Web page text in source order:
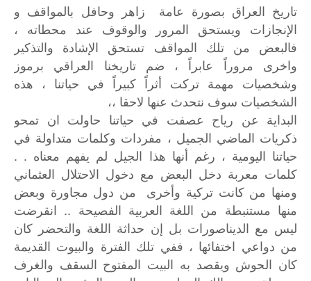
تاريخ العراق بصورة عامة زاهر وحافل بالمواقف و
الإنجازات ويستحق المرور والوقوف عند محطاته ،
فالبعض من تلك المواقف تستحق الإشادة والتذكير
واخرى مروراً عابراً ، ضم تاريخنا العراقي برموز
وشخصيات مهمة تركت أثراً كبيراً في حياتنا ، هذه
الشخصيات سوف نتحدث عنها لاحقا ،،
البداية عن رياح عصفت في حياتنا حاولت ان تمحو
ذكريات الماضي الجميل ، مفردات وكلمات متداولة في
حياتنا اليومية ، رغم أنها هذا الجيل لم يفهم معناه . .
كلمات معربة دخل البعض مع دخول الاحتلال العثماني
ومنها من كانت تركية وأخرى من دول مجاورة وبعض
منها مستنبطة من اللغة العربية الفصيحة .. انقرضت
ليس مع الديناصورات بل إن حداثة اللغة والتحضر كان
من دواعي اختفائها ، ففي تلك الفترة والبيوت القديمة
كان الحوش ويقصد به البيت المفتوح السقف والغرف